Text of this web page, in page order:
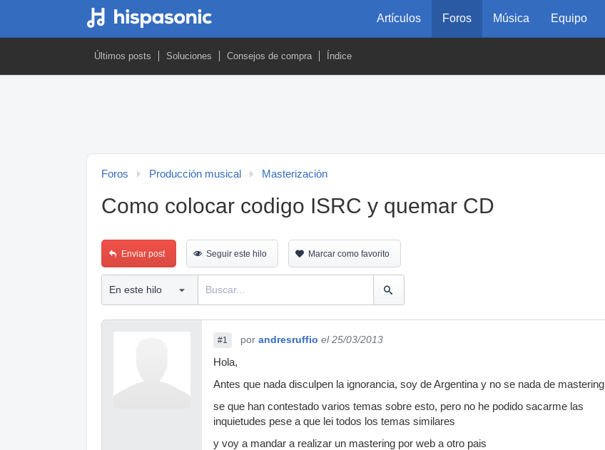
Artículos Foros Música Equipo
Últimos posts Soluciones Consejos de compra Índice
Foros Producción musical Masterización
Como colocar codigo ISRC y quemar CD
Enviar post Seguir este hilo Marcar como favorito
#1 por andresruffio el 25/03/2013
Hola,
Antes que nada disculpen la ignorancia, soy de Argentina y no se nada de mastering
se que han contestado varios temas sobre esto, pero no he podido sacarme las
inquietudes pese a que lei todos los temas similares
y voy a mandar a realizar un mastering por web a otro pais